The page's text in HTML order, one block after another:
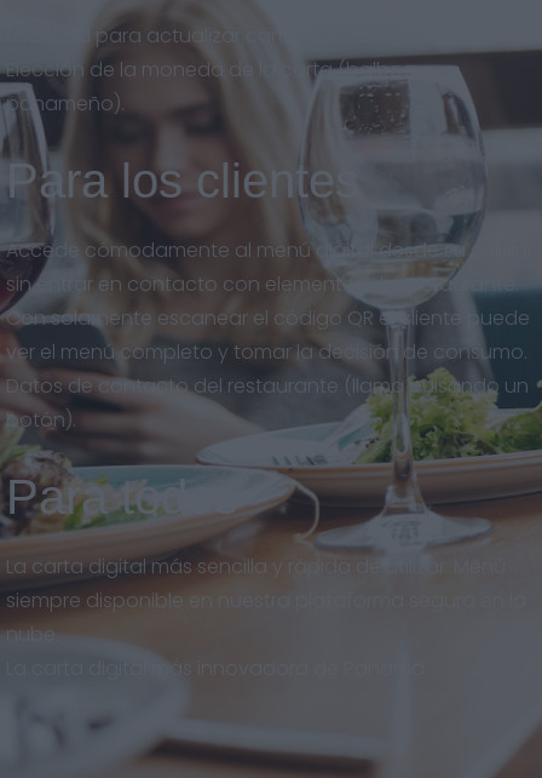
Facilidad para actualizar cartas, productos y precios.
Elección de la moneda de la carta (balboa
panameño).
Para los clientes
Accede cómodamente al menú digital desde su celular
sin entrar en contacto con elementos del restaurante.
Con solamente escanear el código QR el cliente puede
ver el menú completo y tomar la decisión de consumo.
Datos de contacto del restaurante (llama pulsando un
botón).
Para todos
La carta digital más sencilla y rápida de utilizar. Menú
siempre disponible en nuestra plataforma segura en la
nube.
La carta digital más innovadora de Panamá.